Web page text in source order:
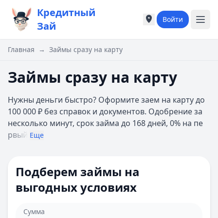
Кредитный
Зай
Города России
Казань
Астрахань
Б
Барнаул
Города России
Казань
Астрахань
Б
Барнаул
Войти
Главная → Займы сразу на карту
Займы сразу на карту
Нужны деньги быстро? Оформите заем на карту до
100 000 ₽ без справок и документов. Одобрение за
несколько минут, срок займа до 168 дней, 0% на пе
рвый Еще
Подберем займы на
выгодных условиях
Сумма